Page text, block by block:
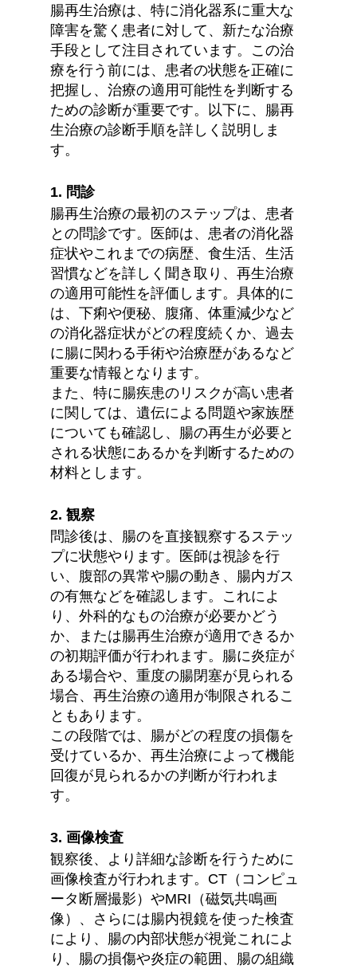
腸再生治療は、特に消化器系に重大な
障害を驚く患者に対して、新たな治療
手段として注目されています。この治
療を行う前には、患者の状態を正確に
把握し、治療の適用可能性を判断する
ための診断が重要です。以下に、腸再
生治療の診断手順を詳しく説明しま
す。
1. 問診
腸再生治療の最初のステップは、患者
との問診です。医師は、患者の消化器
症状やこれまでの病歴、食生活、生活
習慣などを詳しく聞き取り、再生治療
の適用可能性を評価します。具体的に
は、下痢や便秘、腹痛、体重減少など
の消化器症状がどの程度続くか、過去
に腸に関わる手術や治療歴があるなど
重要な情報となります。
また、特に腸疾患のリスクが高い患者
に関しては、遺伝による問題や家族歴
についても確認し、腸の再生が必要と
される状態にあるかを判断するための
材料とします。
2. 観察
問診後は、腸のを直接観察するステッ
プに状態やります。医師は視診を行
い、腹部の異常や腸の動き、腸内ガス
の有無などを確認します。これによ
り、外科的なもの治療が必要かどう
か、または腸再生治療が適用できるか
の初期評価が行われます。腸に炎症が
ある場合や、重度の腸閉塞が見られる
場合、再生治療の適用が制限されるこ
ともあります。
この段階では、腸がどの程度の損傷を
受けているか、再生治療によって機能
回復が見られるかの判断が行われま
す。
3. 画像検査
観察後、より詳細な診断を行うために
画像検査が行われます。CT（コンピュ
ータ断層撮影）やMRI（磁気共鳴画
像）、さらには腸内視鏡を使った検査
により、腸の内部状態が視覚これによ
り、腸の損傷や炎症の範囲、腸の組織